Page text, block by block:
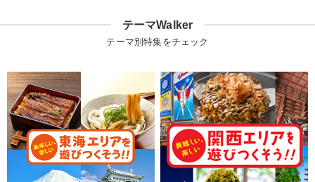
テーマWalker
テーマ別特集をチェック